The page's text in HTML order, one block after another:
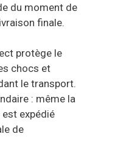
du moment de
finale.
protège le
chocs et
le transport.
: même la
expédié
de